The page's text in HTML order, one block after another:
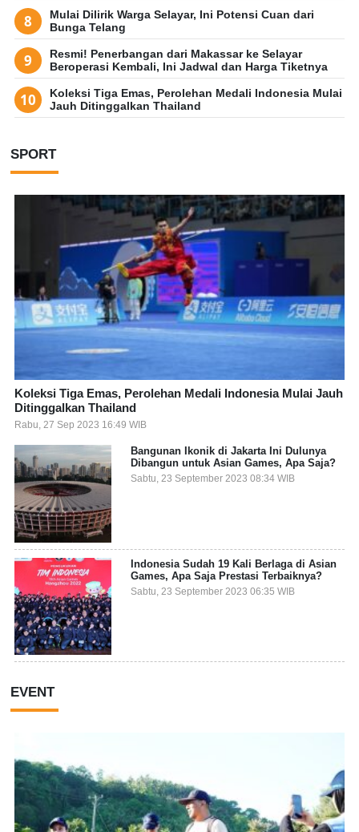
Mulai Dilirik Warga Selayar, Ini Potensi Cuan dari
Bunga Telang
Resmi! Penerbangan dari Makassar ke Selayar
Beroperasi Kembali, Ini Jadwal dan Harga Tiketnya
Koleksi Tiga Emas, Perolehan Medali Indonesia Mulai
Jauh Ditinggalkan Thailand
SPORT
Koleksi Tiga Emas, Perolehan Medali Indonesia Mulai Jauh
Ditinggalkan Thailand
Rabu, 27 Sep 2023 16:49 WIB
Bangunan Ikonik di Jakarta Ini Dulunya
Dibangun untuk Asian Games, Apa Saja?
Sabtu, 23 September 2023 08:34 WIB
Indonesia Sudah 19 Kali Berlaga di Asian
Games, Apa Saja Prestasi Terbaiknya?
Sabtu, 23 September 2023 06:35 WIB
EVENT